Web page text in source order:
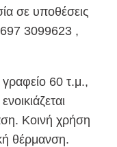
σε υποθέσεις
3099623 ,
60 τ.μ.,
Κοινή χρήση
θέρμανση.